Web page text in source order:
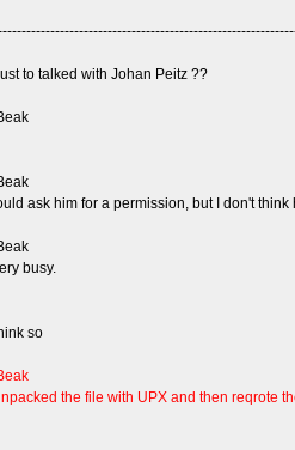
to talked with Johan Peitz ??
ask him for a permission, but I don't
busy.
so
the file with UPX and then reqrote